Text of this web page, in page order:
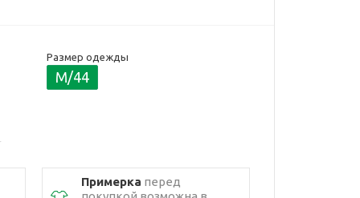
Размер одежды
M/44
Примерка перед